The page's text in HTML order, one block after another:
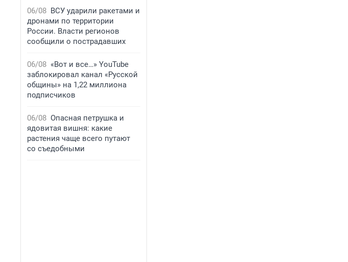
06/08 ВСУ ударили ракетами и
дронами по территории
России. Власти регионов
сообщили о пострадавших
06/08 «Вот и все…» YouTube
заблокировал канал «Русской
общины» на 1,22 миллиона
подписчиков
06/08 Опасная петрушка и
ядовитая вишня: какие
растения чаще всего путают
со съедобными